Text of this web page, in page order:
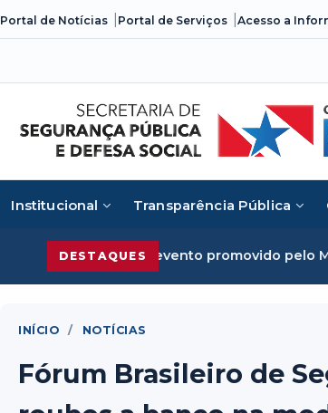
Portal de Notícias Portal de Serviços Acesso a
Institucional Transparência Pública
DESTAQUES
em evento promovido pelo Ministério
INÍCIO / NOTÍCIAS
Fórum Brasileiro de